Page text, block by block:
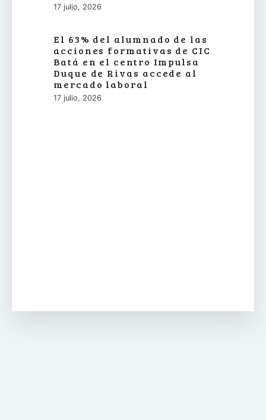
17 julio, 2026
El 63% del alumnado de las
acciones formativas de CIC
Batá en el centro Impulsa
Duque de Rivas accede al
mercado laboral
17 julio, 2026